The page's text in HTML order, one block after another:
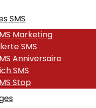
SMS
Marketing
SMS
Anniversaire
SMS
Stop